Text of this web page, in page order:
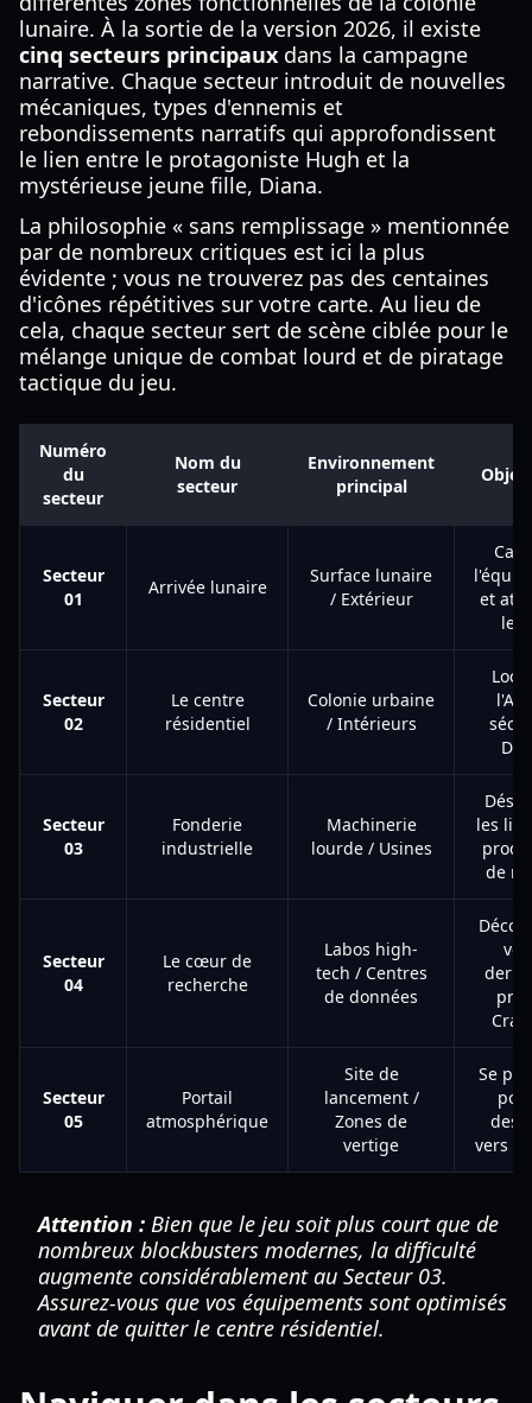
lunaire. À la sortie de la version 2026, il existe
cinq secteurs principaux dans la campagne
narrative. Chaque secteur introduit de nouvelles
mécaniques, types d'ennemis et
rebondissements narratifs qui approfondissent
le lien entre le protagoniste Hugh et la
mystérieuse jeune fille, Diana.
La philosophie « sans remplissage » mentionnée
par de nombreux critiques est ici la plus
évidente ; vous ne trouverez pas des centaines
d'icônes répétitives sur votre carte. Au lieu de
cela, chaque secteur sert de scène ciblée pour le
mélange unique de combat lourd et de piratage
tactique du jeu.
Numéro
du
secteur
Nom du
secteur
Environnement
principal
Secteur
01
Arrivée lunaire
Surface lunaire
/ Extérieur
et
le
Secteur
02
Le centre
résidentiel
Colonie urbaine
/ Intérieurs
Secteur
03
Fonderie
industrielle
Machinerie
lourde / Usines
les
de
Secteur
04
Le cœur de
recherche
Labos high-
tech / Centres
de données
Secteur
05
Portail
atmosphérique
Site de
lancement /
Zones de
vertige
Se
vers la
Attention : Bien que le jeu soit plus court que de
nombreux blockbusters modernes, la difficulté
augmente considérablement au Secteur 03.
Assurez-vous que vos équipements sont optimisés
avant de quitter le centre résidentiel.